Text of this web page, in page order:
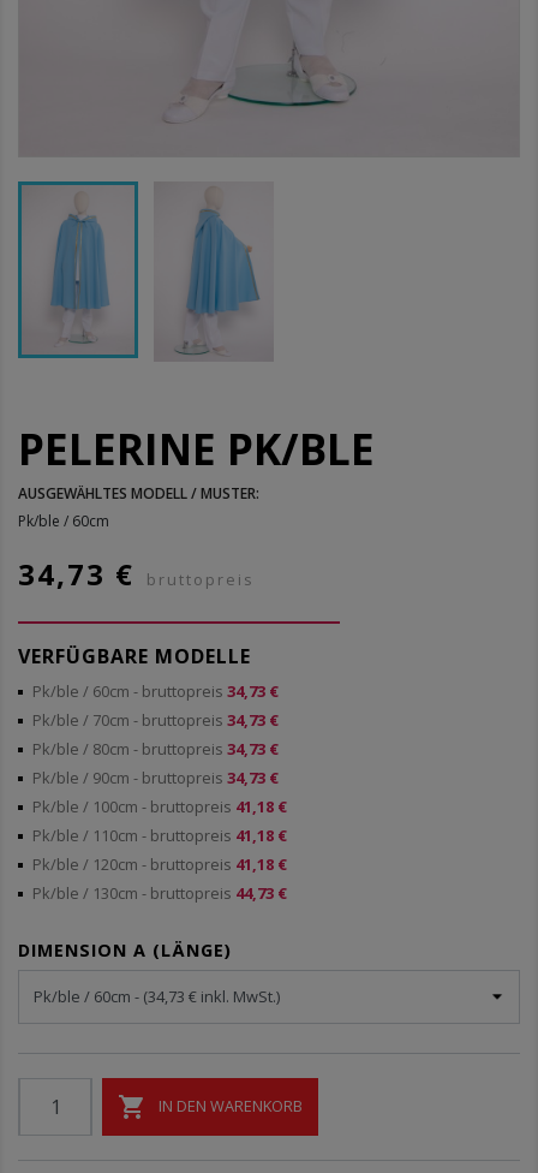
PELERINE PK/BLE
AUSGEWÄHLTES MODELL / MUSTER:
Pk/ble / 60cm
34,73 € bruttopreis
VERFÜGBARE MODELLE
Pk/ble / 60cm - bruttopreis 34,73 €
Pk/ble / 70cm - bruttopreis 34,73 €
Pk/ble / 80cm - bruttopreis 34,73 €
Pk/ble / 90cm - bruttopreis 34,73 €
Pk/ble / 100cm - bruttopreis 41,18 €
Pk/ble / 110cm - bruttopreis 41,18 €
Pk/ble / 120cm - bruttopreis 41,18 €
Pk/ble / 130cm - bruttopreis 44,73 €
DIMENSION A (LÄNGE)
 IN DEN WARENKORB